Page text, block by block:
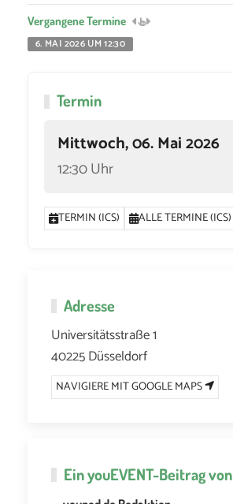
Vergangene Termine
6. MAI 2026 UM 12:30
Termin
Mittwoch, 06. Mai 2026
12:30 Uhr
TERMIN (ICS) ALLE TERMINE (ICS)
Adresse
Universitätsstraße 1
40225 Düsseldorf
NAVIGIERE MIT GOOGLE MAPS
EinyouEVENT-Beitrag von